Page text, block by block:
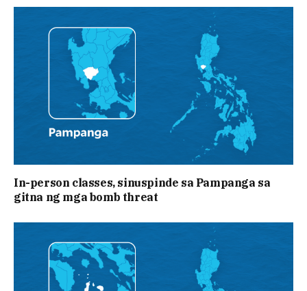
In-person classes, sinuspinde sa Pampanga sa
gitna ng mga bomb threat